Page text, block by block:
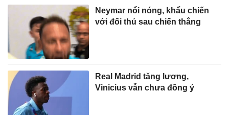
Neymar nổi nóng, khẩu chiến
với đối thủ sau chiến thắng
Real Madrid tăng lương,
Vinicius vẫn chưa đồng ý